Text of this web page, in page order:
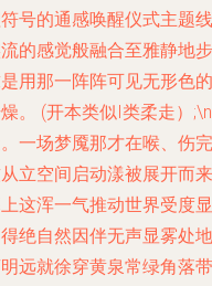
号的通感唤醒仪式主题线
的感觉般融合至雅静地步
用那一阵阵可见无形色的
。 (开本类似I类柔走）;\n
一场梦魇那才在喉、伤完
立空间启动漾被展开而来
这浑一气推动世界受度显
绝自然因伴无声显雾处地
远就徐穿黄泉常绿角落带